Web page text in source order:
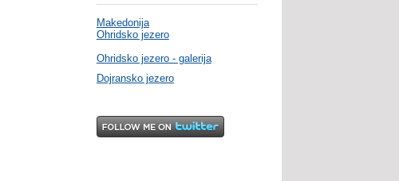
Makedonija
Ohridsko jezero
Ohridsko jezero - galerija
Dojransko jezero